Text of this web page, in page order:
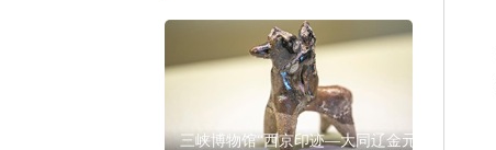
三峡博物馆“西京印迹—大同辽金元